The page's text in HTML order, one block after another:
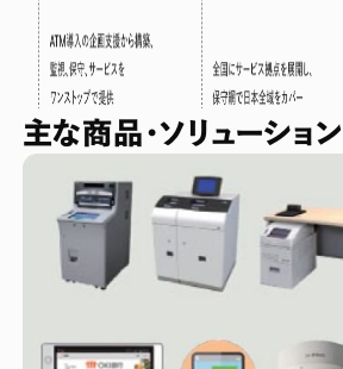
主な商品・ソリューション